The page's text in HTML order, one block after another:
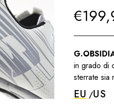
in grado di
sterrate sia
EU US